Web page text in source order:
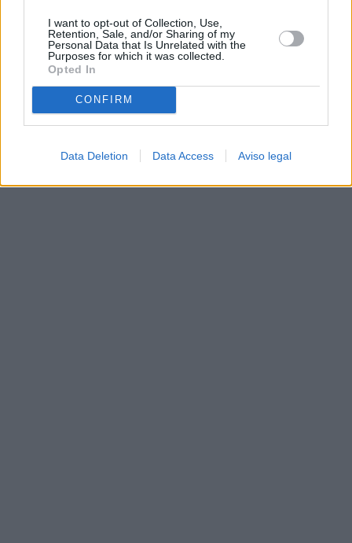
I want to opt-out of Collection, Use,
Retention, Sale, and/or Sharing of my
Personal Data that Is Unrelated with the
Purposes for which it was collected.
Opted In
CONFIRM
Data Deletion Data Access Aviso legal